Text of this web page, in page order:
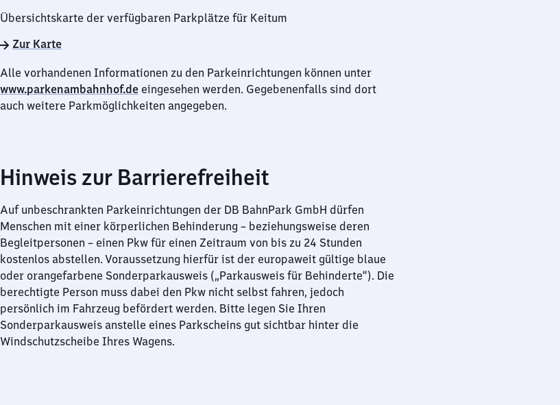
Übersichtskarte der verfügbaren Parkplätze für Keitum
Zur Karte
Alle vorhandenen Informationen zu den Parkeinrichtungen können unter
www.parkenambahnhof.de eingesehen werden. Gegebenenfalls sind dort
auch weitere Parkmöglichkeiten angegeben.
Hinweis zur Barrierefreiheit
Auf unbeschrankten Parkeinrichtungen der DB BahnPark GmbH dürfen
Menschen mit einer körperlichen Behinderung – beziehungsweise deren
Begleitpersonen – einen Pkw für einen Zeitraum von bis zu 24 Stunden
kostenlos abstellen. Voraussetzung hierfür ist der europaweit gültige blaue
oder orangefarbene Sonderparkausweis („Parkausweis für Behinderte“). Die
berechtigte Person muss dabei den Pkw nicht selbst fahren, jedoch
persönlich im Fahrzeug befördert werden. Bitte legen Sie Ihren
Sonderparkausweis anstelle eines Parkscheins gut sichtbar hinter die
Windschutzscheibe Ihres Wagens.